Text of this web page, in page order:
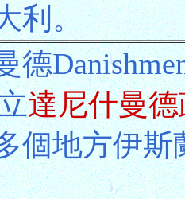
利。
德
達尼什曼
個地方伊斯